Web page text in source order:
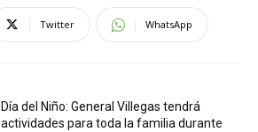
Twitter WhatsApp
Día del Niño: General Villegas tendrá
actividades para toda la familia durante